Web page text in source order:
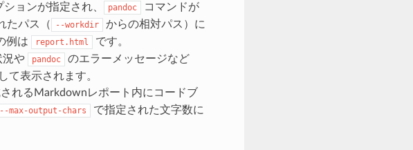
ションが指定され、 pandoc
コマンドが
たパス（ --workdir
からの相対パス）に
例は
report.html
です。
況や pandoc
のエラーメッセージなど
て表示されます。
れるMarkdownレポート内にコードブ
--max-output-chars
で指定された文字数に